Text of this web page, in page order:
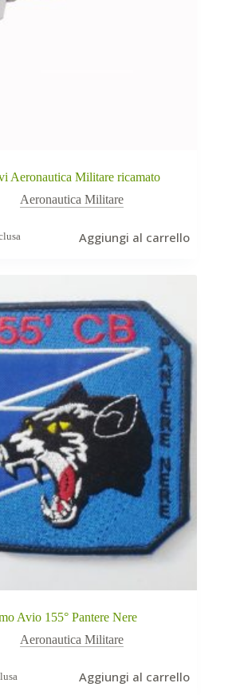
Aeronautica Militare ricamato
Aeronautica Militare
Aggiungi al carrello
Avio 155° Pantere Nere
Aeronautica Militare
Aggiungi al carrello